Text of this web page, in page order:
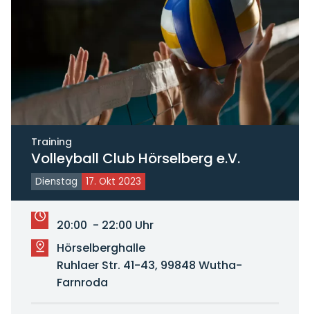
Training
Volleyball Club Hörselberg e.V.
Dienstag 17. Okt 2023
20:00 - 22:00 Uhr
Hörselberghalle
Ruhlaer Str. 41-43, 99848 Wutha-
Farnroda